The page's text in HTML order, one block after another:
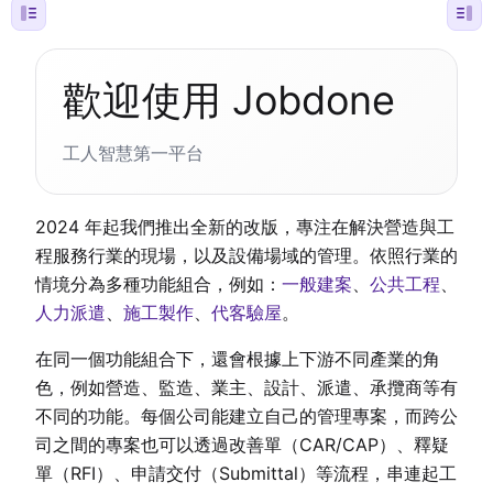
歡迎使用 Jobdone
工人智慧第一平台
2024 年起我們推出全新的改版，專注在解決營造與工
程服務行業的現場，以及設備場域的管理。依照行業的
情境分為多種功能組合，例如： 一般建案、 公共工程、
人力派遣、 施工製作、 代客驗屋。
在同一個功能組合下，還會根據上下游不同產業的角
色，例如營造、監造、業主、設計、派遣、承攬商等有
不同的功能。每個公司能建立自己的管理專案，而跨公
司之間的專案也可以透過改善單（CAR/CAP）、釋疑
單（RFI）、申請交付（Submittal）等流程，串連起工